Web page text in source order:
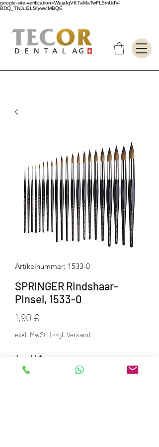
google-site-verification=WejaIqVK7aMaTwFL5mUdV-
BDQ_TNJul2LStywrcMBQE
Artikelnummer: 1533-0
SPRINGER Rindshaar-
Pinsel, 1533-0
1,90 €
exkl. MwSt. |zzgl. Versand
Anzahl *